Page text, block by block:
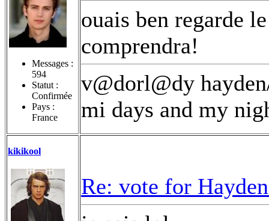
Messages :
594
Statut :
Confirmée
Pays :
France
ouais ben regarde
comprendra!
v@dorl@dy
mi days and my
kikikool
Re: vote for